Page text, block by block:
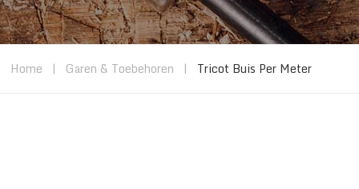
Home | Garen & Toebehoren | Tricot Buis Per Meter